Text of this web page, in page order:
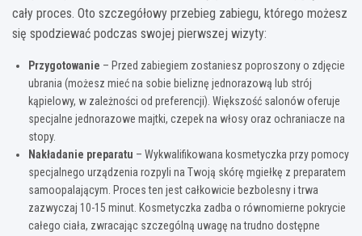
cały proces. Oto szczegółowy przebieg zabiegu, którego możesz
się spodziewać podczas swojej pierwszej wizyty:
Przygotowanie – Przed zabiegiem zostaniesz poproszony o zdjęcie
ubrania (możesz mieć na sobie bieliznę jednorazową lub strój
kąpielowy, w zależności od preferencji). Większość salonów oferuje
specjalne jednorazowe majtki, czepek na włosy oraz ochraniacze na
stopy.
Nakładanie preparatu – Wykwalifikowana kosmetyczka przy pomocy
specjalnego urządzenia rozpyli na Twoją skórę mgiełkę z preparatem
samoopalającym. Proces ten jest całkowicie bezbolesny i trwa
zazwyczaj 10-15 minut. Kosmetyczka zadba o równomierne pokrycie
całego ciała, zwracając szczególną uwagę na trudno dostępne